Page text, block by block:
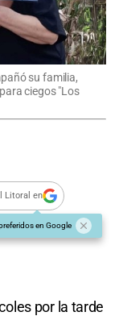
su familia,
ciegos "Los
Litoral en
en Google
por la tarde